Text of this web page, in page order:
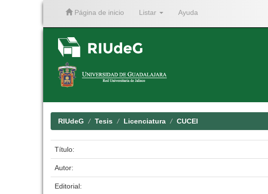
Página de inicio Listar Ayuda
RIUdeG Tesis Licenciatura CUCEI
Título:
Autor:
Editorial: